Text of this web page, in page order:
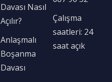
Davası Nasıl
Açılır?
Anlaşmalı
Boşanma
Davası
Çalışma
saatleri: 24
saat açık